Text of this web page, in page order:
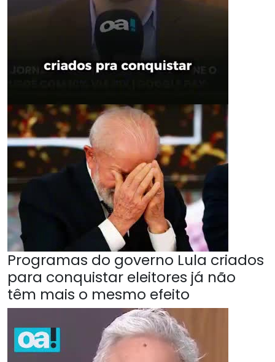
Programas do governo Lula criados
para conquistar eleitores já não
têm mais o mesmo efeito